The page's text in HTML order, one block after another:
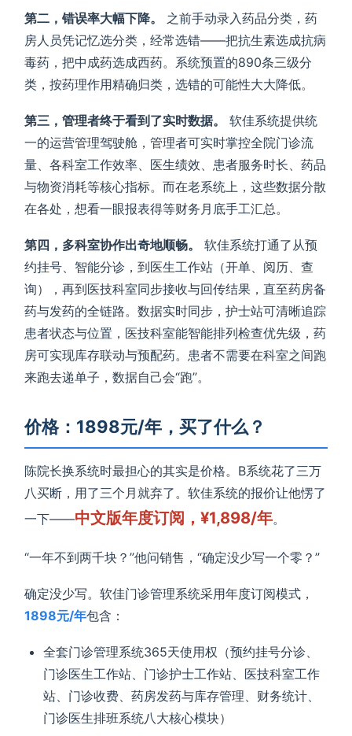
第二，错误率大幅下降。
之前手动录入药品分类，药
房人员凭记忆选分类，经常选错——把抗生素选成抗病
毒药，把中成药选成西药。系统预置的890条三级分
类，按药理作用精确归类，选错的可能性大大降低。
第三，管理者终于看到了实时数据。
软佳系统提供统
一的运营管理驾驶舱，管理者可实时掌控全院门诊流
量、各科室工作效率、医生绩效、患者服务时长、药品
与物资消耗等核心指标。而在老系统上，这些数据分散
在各处，想看一眼报表得等财务月底手工汇总。
第四，多科室协作出奇地顺畅。
软佳系统打通了从预
约挂号、智能分诊，到医生工作站（开单、阅历、查
询），再到医技科室同步接收与回传结果，直至药房备
药与发药的全链路。数据实时同步，护士站可清晰追踪
患者状态与位置，医技科室能智能排列检查优先级，药
房可实现库存联动与预配药。患者不需要在科室之间跑
来跑去递单子，数据自己会“跑”。
价格：1898元/年，买了什么？
陈院长换系统时最担心的其实是价格。B系统花了三万
八买断，用了三个月就弃了。软佳系统的报价让他愣了
一下——中文版年度订阅，¥1,898/年。
“一年不到两千块？”他问销售，“确定没少写一个零？”
确定没少写。软佳门诊管理系统采用年度订阅模式，
1898元/年包含：
全套门诊管理系统365天使用权（预约挂号分诊、
门诊医生工作站、门诊护士工作站、医技科室工作
站、门诊收费、药房发药与库存管理、财务统计、
门诊医生排班系统八大核心模块）